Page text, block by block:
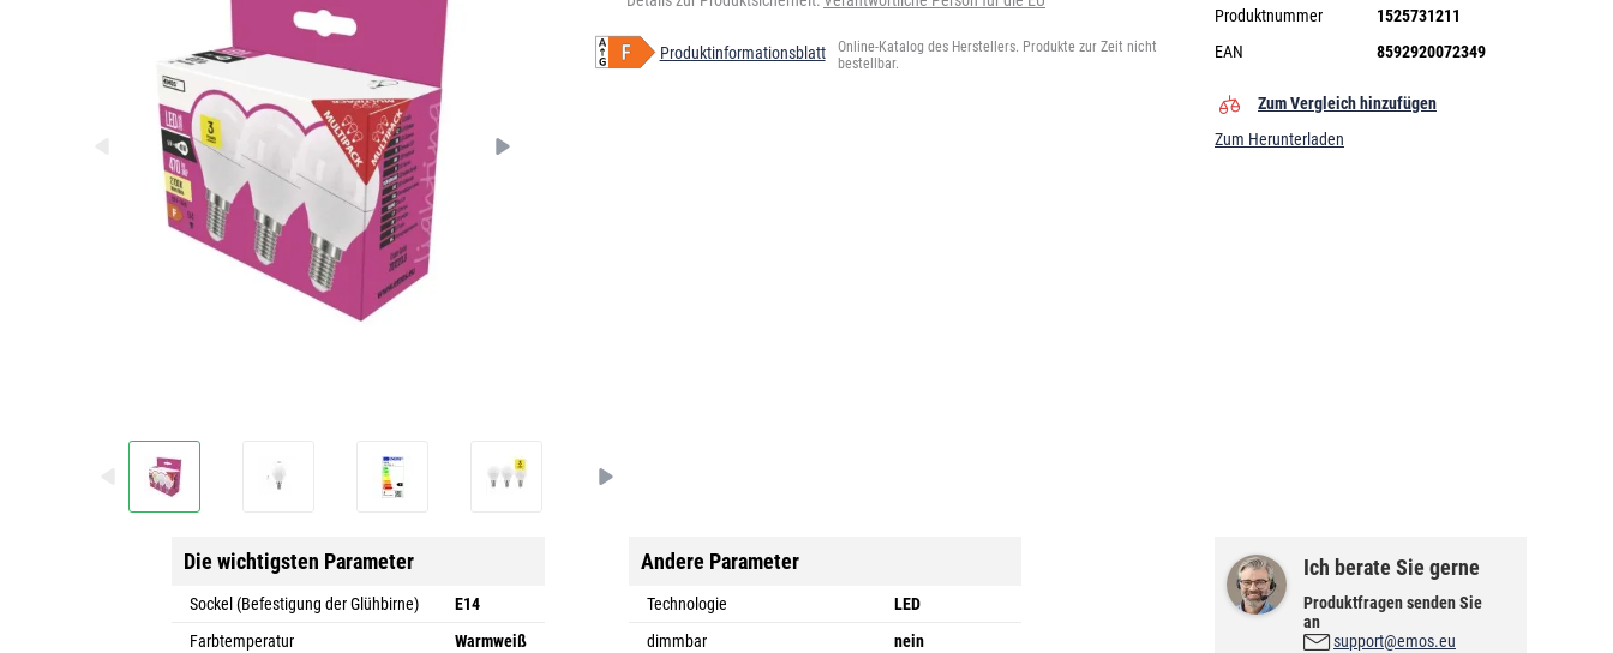
Produktinformationsblatt
Online-Katalog des Herstellers. Produkte zur Zeit nicht
bestellbar.
Produktnummer
1525731211
EAN
8592920072349
Zum Vergleich hinzufügen
Zum Herunterladen
Die wichtigsten Parameter
Sockel (Befestigung der Glühbirne)
E14
Farbtemperatur
Warmweiß
Andere Parameter
Technologie
LED
dimmbar
nein
Ich berate Sie gerne
Produktfragen senden Sie
an
support@emos.eu